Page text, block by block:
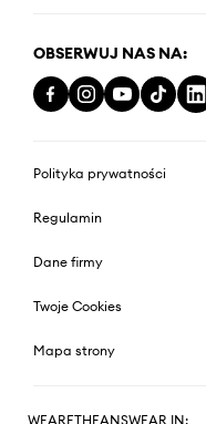
OBSERWUJ NAS NA:
Polityka prywatności
Regulamin
Dane firmy
Twoje Cookies
Mapa strony
WEARETHEANSWEAR IN: